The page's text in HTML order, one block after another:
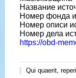
Название
Номер фонда
Номер описи
Номер дела
https://obd-
Qui quaerit,